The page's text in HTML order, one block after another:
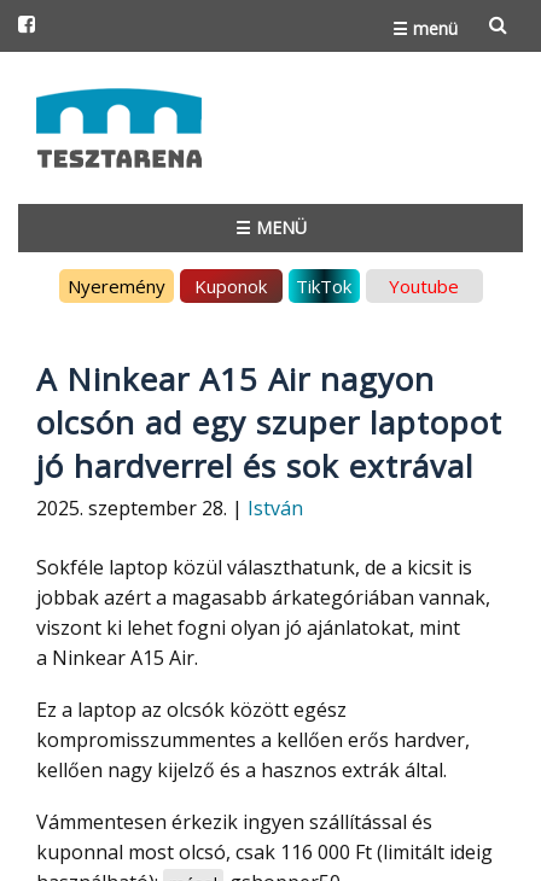
☰ menü
to
content
☰ MENÜ
Nyeremény Kuponok TikTok Youtube
A Ninkear A15 Air nagyon
olcsón ad egy szuper laptopot
jó hardverrel és sok extrával
2025. szeptember 28. | István
Sokféle laptop közül választhatunk, de a kicsit is
jobbak azért a magasabb árkategóriában vannak,
viszont ki lehet fogni olyan jó ajánlatokat, mint
a Ninkear A15 Air.
Ez a laptop az olcsók között egész
kompromisszummentes a kellően erős hardver,
kellően nagy kijelző és a hasznos extrák által.
Vámmentesen érkezik ingyen szállítással és
kuponnal most olcsó, csak 116 000 Ft (limitált ideig